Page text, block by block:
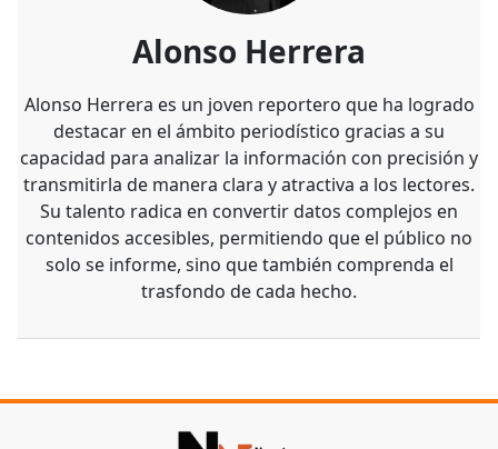
Alonso Herrera
Alonso Herrera es un joven reportero que ha logrado
destacar en el ámbito periodístico gracias a su
capacidad para analizar la información con precisión y
transmitirla de manera clara y atractiva a los lectores.
Su talento radica en convertir datos complejos en
contenidos accesibles, permitiendo que el público no
solo se informe, sino que también comprenda el
trasfondo de cada hecho.